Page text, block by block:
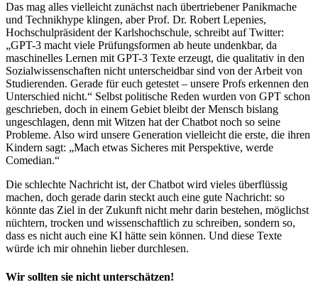
Das mag alles vielleicht zunächst nach übertriebener Panikmache
und Technikhype klingen, aber Prof. Dr. Robert Lepenies,
Hochschulpräsident der Karlshochschule, schreibt auf Twitter:
„GPT-3 macht viele Prüfungsformen ab heute undenkbar, da
maschinelles Lernen mit GPT-3 Texte erzeugt, die qualitativ in den
Sozialwissenschaften nicht unterscheidbar sind von der Arbeit von
Studierenden. Gerade für euch getestet – unsere Profs erkennen den
Unterschied nicht.“ Selbst politische Reden wurden von GPT schon
geschrieben, doch in einem Gebiet bleibt der Mensch bislang
ungeschlagen, denn mit Witzen hat der Chatbot noch so seine
Probleme. Also wird unsere Generation vielleicht die erste, die ihren
Kindern sagt: „Mach etwas Sicheres mit Perspektive, werde
Comedian.“
Die schlechte Nachricht ist, der Chatbot wird vieles überflüssig
machen, doch gerade darin steckt auch eine gute Nachricht: so
könnte das Ziel in der Zukunft nicht mehr darin bestehen, möglichst
nüchtern, trocken und wissenschaftlich zu schreiben, sondern so,
dass es nicht auch eine KI hätte sein können. Und diese Texte
würde ich mir ohnehin lieber durchlesen.
Wir sollten sie nicht unterschätzen!